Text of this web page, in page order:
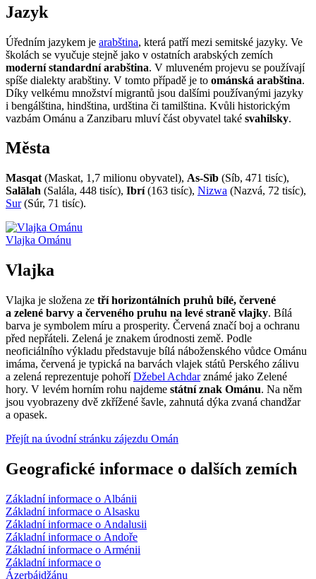
Jazyk
Úředním jazykem je arabština, která patří mezi semitské jazyky. Ve
školách se vyučuje stejně jako v ostatních arabských zemích
moderní standardní arabština. V mluveném projevu se používají
spíše dialekty arabštiny. V tomto případě je to ománská arabština.
Díky velkému množství migrantů jsou dalšími používanými jazyky
i bengálština, hindština, urdština či tamilština. Kvůli historickým
vazbám Ománu a Zanzibaru mluví část obyvatel také svahilsky.
Města
Masqat (Maskat, 1,7 milionu obyvatel), As-Sīb (Síb, 471 tisíc),
Salālah (Salála, 448 tisíc), Ibrí(163 tisíc), Nizwa (Nazvá, 72 tisíc),
Sur(Súr, 71 tisíc).
Vlajka Ománu
Vlajka
Vlajka je složena ze tří horizontálních pruhů bílé, červené
a zelené barvy a červeného pruhu na levé straně vlajky. Bílá
barva je symbolem míru a prosperity. Červená značí boj a ochranu
před nepřáteli. Zelená je znakem úrodnosti země. Podle
neoficiálního výkladu představuje bílá náboženského vůdce Ománu
imáma, červená je typická na barvách vlajek států Perského zálivu
a zelená reprezentuje pohoříDžebel Achdarznámé jako Zelené
hory. V levém horním rohu najdeme státní znak Ománu. Na něm
jsou vyobrazeny dvě zkřížené šavle, zahnutá dýka zvaná chandžar
a opasek.
Přejít na úvodní stránku zájezdu Omán
Geografické informace o dalších zemích
Základní informace o Albánii
Základní informace o Alsasku
Základní informace o Andalusii
Základní informace o Andoře
Základní informace o Arménii
Základní informace o
Ázerbájdžánu